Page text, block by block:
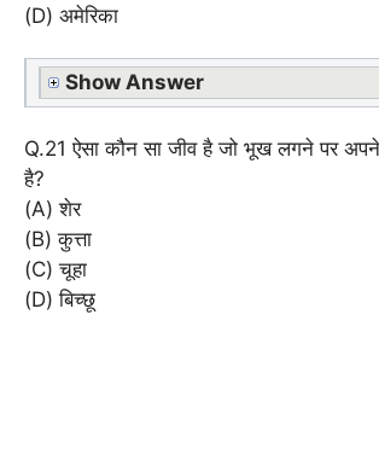
(D) अमेरिका
Show Answer
Q.21 ऐसा कौन सा जीव है जो भूख लगने पर
है?
(A) शेर
(B) कुत्ता
(C) चूहा
(D) बिच्छू